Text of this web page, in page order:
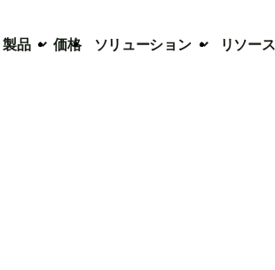
製品 価格 ソリューション リソース